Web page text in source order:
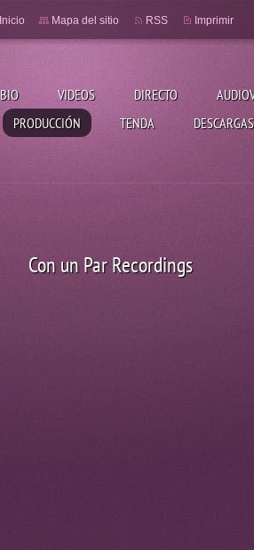
BIO VIDEOS DIRECTO
PRODUCCIÓN TENDA DESCARGAS
Inicio Mapa del sitio RSS Imprimir
Con un Par Recordings